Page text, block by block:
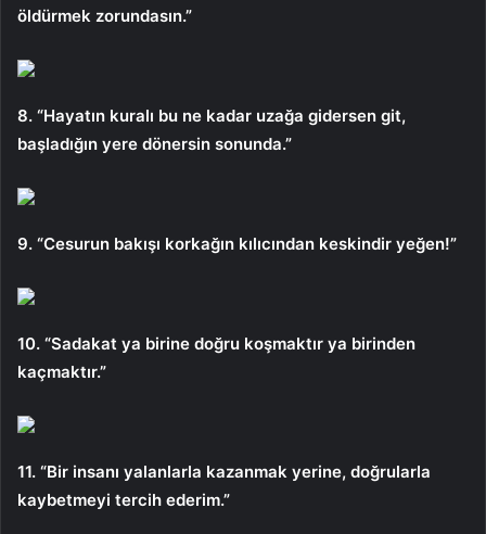
öldürmek zorundasın.”
8. “Hayatın kuralı bu ne kadar uzağa gidersen git,
başladığın yere dönersin sonunda.”
9. “Cesurun bakışı korkağın kılıcından keskindir yeğen!”
10. “Sadakat ya birine doğru koşmaktır ya birinden
kaçmaktır.”
11. “Bir insanı yalanlarla kazanmak yerine, doğrularla
kaybetmeyi tercih ederim.”